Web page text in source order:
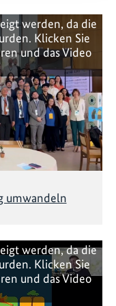
werden, da die
Klicken Sie
und das Video
umwandeln
werden, da die
Klicken Sie
und das Video